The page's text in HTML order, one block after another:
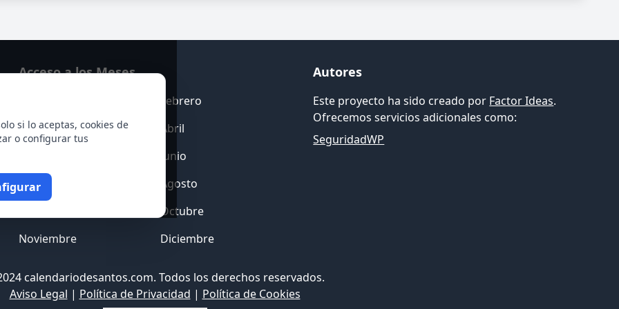
si lo aceptas, cookies de
o configurar tus
Acceso a los Meses
Febrero
Marzo
Abril
Junio
Julio
Agosto
Octubre
Noviembre
Diciembre
Autores
Este proyecto ha sido creado por Factor Ideas.
Ofrecemos servicios adicionales como:
SeguridadWP
calendariodesantos.com. Todos los derechos reservados.
Aviso Legal | Política de Privacidad | Política de Cookies